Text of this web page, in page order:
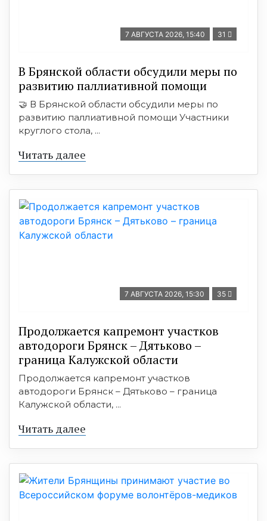
7 АВГУСТА 2026, 15:40 31
В Брянской области обсудили меры по
развитию паллиативной помощи
🤝 В Брянской области обсудили меры по
развитию паллиативной помощи Участники
круглого стола, ...
Читать далее
7 АВГУСТА 2026, 15:30 35
Продолжается капремонт участков
автодороги Брянск – Дятьково –
граница Калужской области
Продолжается капремонт участков
автодороги Брянск – Дятьково – граница
Калужской области, ...
Читать далее